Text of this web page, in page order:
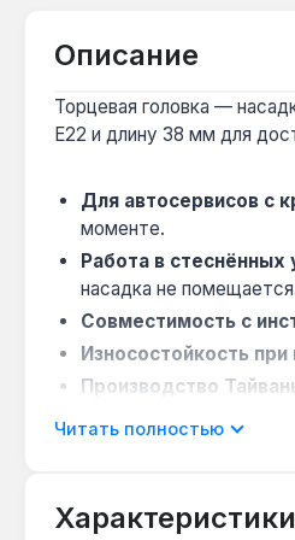
Описание
Торцевая головка —
E22 и длину 38 мм для
Для автосервисов с
моменте.
Работа в стеснённых
насадка не
Совместимость с
Износостойкость при
Производство
Читать полностью
Характеристики